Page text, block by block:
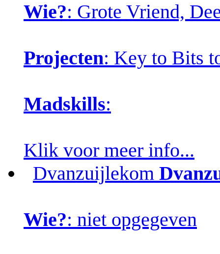
Wie?: Grote Vriend,
Projecten: Key to Bits
Madskills:
Klik voor meer info...
Dvanzuijlekom
Wie?: niet opgegeven